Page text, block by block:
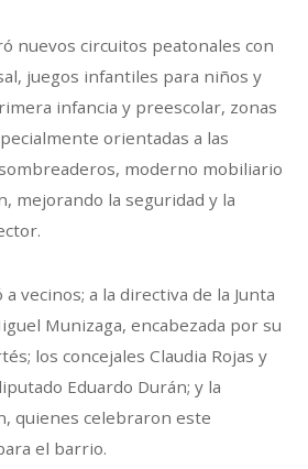
nuevos circuitos peatonales con
juegos infantiles para niños y
infancia y preescolar, zonas
orientadas a las
moderno mobiliario
mejorando la seguridad y la
vecinos; a la directiva de la Junta
Munizaga, encabezada por su
los concejales Claudia Rojas y
Eduardo Durán; y la
quienes celebraron este
el barrio.